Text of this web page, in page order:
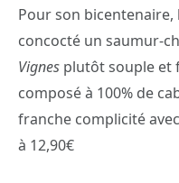
Pour son bicentenaire,
concocté un saumur-
Vignes plutôt souple et
composé à 100% de
franche complicité
à 12,90€